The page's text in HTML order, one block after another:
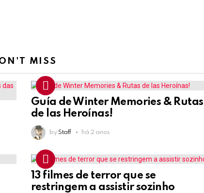
MISS
Guía de Winter Memories & Rutas
de las Heroínas!
by Staff há 2 anos
13 filmes de terror que se
restringem a assistir sozinho